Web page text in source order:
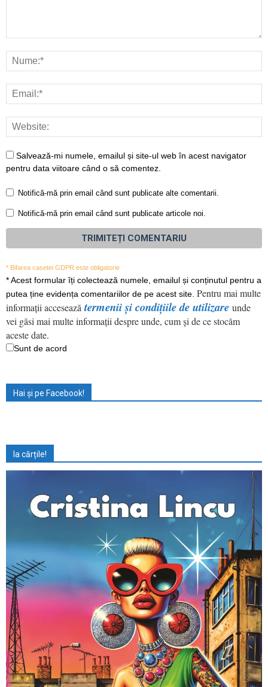
Salvează-mi numele, emailul și site-ul web în acest navigator
pentru data viitoare când o să comentez.
Notifică-mă prin email când sunt publicate alte comentarii.
Notifică-mă prin email când sunt publicate articole noi.
* Bifarea casetei GDPR este obligatorie
*Acest formular îți colectează numele, emailul și conținutul pentru a
putea ține evidența comentariilor de pe acest site. Pentru mai multe
informații acceseazătermenii și condițiile de utilizare unde
vei găsi mai multe informații despre unde, cum și de ce stocăm
aceste date.
Sunt de acord
Hai și pe Facebook!
Ia cărțile!